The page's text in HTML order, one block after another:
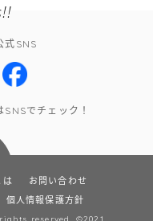
式SNS
でチェック！
は
お問い合わせ
個人情報保護方針
reserved. ©2021